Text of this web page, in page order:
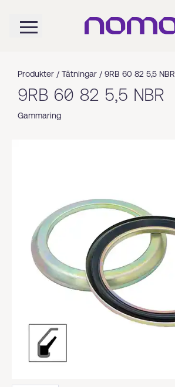
Produkter / Tätningar / 9RB 60 82 5,5 NBR
9RB 60 82 5,5 NBR
Gammaring